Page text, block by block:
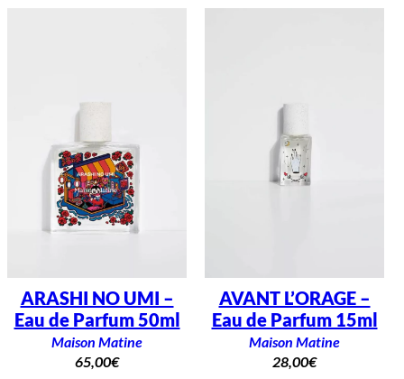
ARASHI NO UMI –
Eau de Parfum 50ml
Maison Matine
65,00€
AVANT L’ORAGE –
Eau de Parfum 15ml
Maison Matine
28,00€